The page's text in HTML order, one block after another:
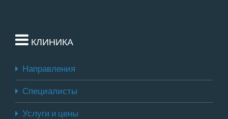
КЛИНИКА
Направления
Специалисты
Услуги и цены